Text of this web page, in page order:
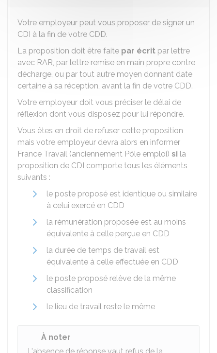
Votre employeur peut vous proposer de signer un
CDI à la fin de votre CDD.
La proposition doit être faite par écrit par lettre
avec RAR, par lettre remise en main propre contre
décharge, ou par tout autre moyen donnant date
certaine à sa réception, avant la fin de votre CDD.
Votre employeur doit vous préciser le délai de
réflexion dont vous disposez pour lui répondre.
Vous êtes en droit de refuser cette proposition
mais votre employeur devra alors en informer
France Travail (anciennement Pôle emploi) si la
proposition de CDI comporte tous les éléments
suivants :
le poste proposé est identique ou similaire
à celui exercé en CDD
la rémunération proposée est au moins
équivalente à celle perçue en CDD
la durée de temps de travail est
équivalente à celle effectuée en CDD
le poste proposé relève de la même
classification
le lieu de travail reste le même
À noter